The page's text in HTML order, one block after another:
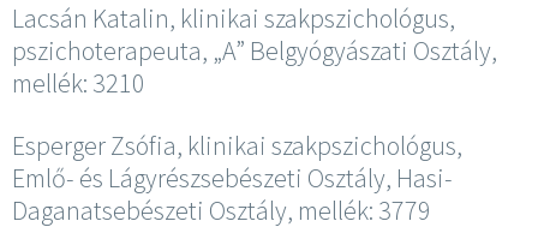
Lacsán Katalin, klinikai szakpszichológus,
pszichoterapeuta, „A” Belgyógyászati Osztály,
mellék: 3210
Esperger Zsófia, klinikai szakpszichológus,
Emlő- és Lágyrészsebészeti Osztály, Hasi-
Daganatsebészeti Osztály, mellék: 3779